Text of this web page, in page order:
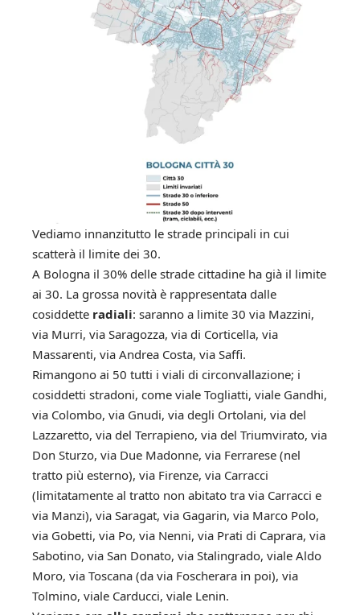
Vediamo innanzitutto le strade principali in cui
scatterà il limite dei 30.
A Bologna il 30% delle strade cittadine ha già il limite
ai 30. La grossa novità è rappresentata dalle
cosiddette radiali: saranno a limite 30 via Mazzini,
via Murri, via Saragozza, via di Corticella, via
Massarenti, via Andrea Costa, via Saffi.
Rimangono ai 50 tutti i viali di circonvallazione; i
cosiddetti stradoni, come viale Togliatti, viale Gandhi,
via Colombo, via Gnudi, via degli Ortolani, via del
Lazzaretto, via del Terrapieno, via del Triumvirato, via
Don Sturzo, via Due Madonne, via Ferrarese (nel
tratto più esterno), via Firenze, via Carracci
(limitatamente al tratto non abitato tra via Carracci e
via Manzi), via Saragat, via Gagarin, via Marco Polo,
via Gobetti, via Po, via Nenni, via Prati di Caprara, via
Sabotino, via San Donato, via Stalingrado, viale Aldo
Moro, via Toscana (da via Foscherara in poi), via
Tolmino, viale Carducci, viale Lenin.